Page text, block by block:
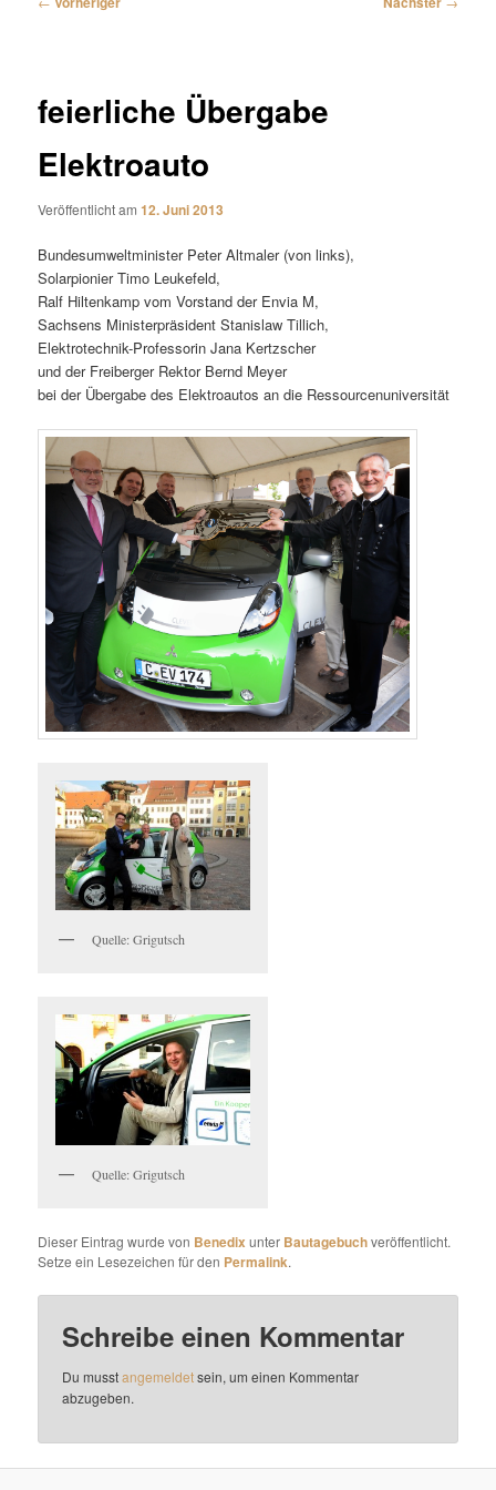
feierliche Übergabe
Elektroauto
Veröffentlicht am12. Juni 2013
Bundesumweltminister Peter Altmaler (von links),
Solarpionier Timo Leukefeld,
Ralf Hiltenkamp vom Vorstand der Envia M,
Sachsens Ministerpräsident Stanislaw Tillich,
Elektrotechnik-Professorin Jana Kertzscher
und der Freiberger Rektor Bernd Meyer
bei der Übergabe des Elektroautos an die Ressourcenuniversität
Quelle: Grigutsch
Quelle: Grigutsch
Dieser Eintrag wurde von Benedix unter Bautagebuchveröffentlicht.
Setze ein Lesezeichen für den Permalink.
Schreibe einen Kommentar
Du musstangemeldetsein, um einen Kommentar
abzugeben.